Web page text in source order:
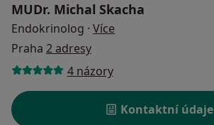
MUDr. Michal Skacha
Endokrinolog · Více
Praha 2 adresy
4 názory
Kontaktní údaje